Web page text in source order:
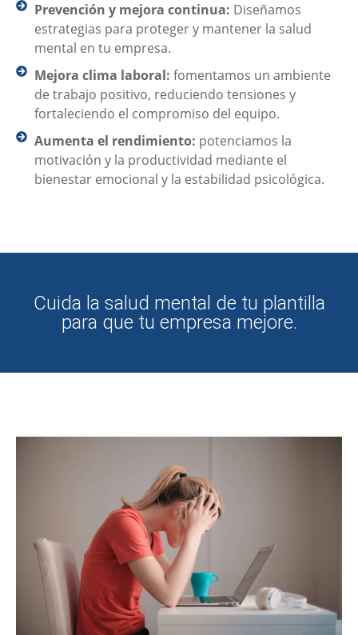
Prevención y mejora continua: Diseñamos
estrategias para proteger y mantener la salud
mental en tu empresa.
Mejora clima laboral: fomentamos un ambiente
de trabajo positivo, reduciendo tensiones y
fortaleciendo el compromiso del equipo.
Aumenta el rendimiento: potenciamos la
motivación y la productividad mediante el
bienestar emocional y la estabilidad psicológica.
Cuida la salud mental de tu plantilla
para que tu empresa mejore.